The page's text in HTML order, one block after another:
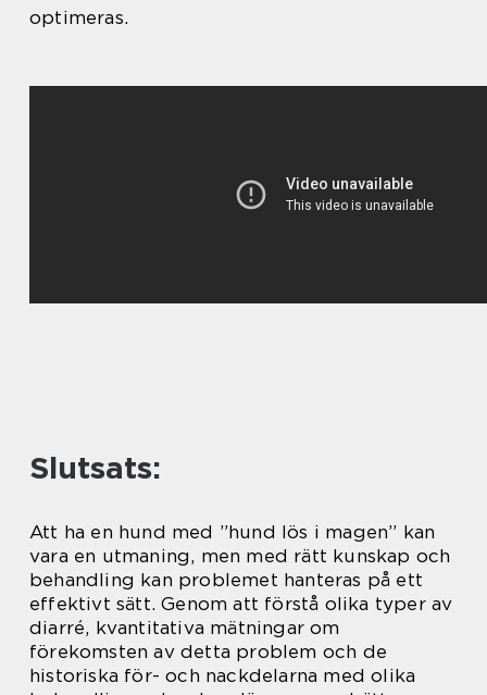
optimeras.
Slutsats:
Att ha en hund med ”hund lös i magen” kan
vara en utmaning, men med rätt kunskap och
behandling kan problemet hanteras på ett
effektivt sätt. Genom att förstå olika typer av
diarré, kvantitativa mätningar om
förekomsten av detta problem och de
historiska för- och nackdelarna med olika